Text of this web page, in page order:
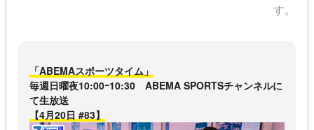
す。
「ABEMAスポーツタイム」
毎週日曜夜10:00ｰ10:30 ABEMA SPORTSチャンネルに
て生放送
【4月20日 #83】